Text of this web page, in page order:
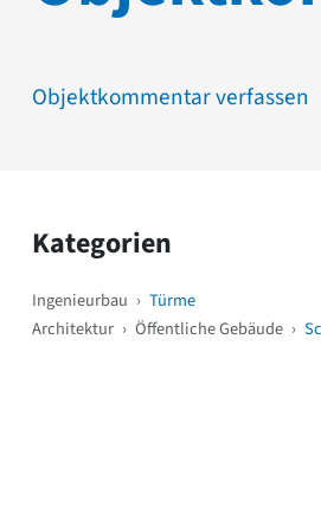
Objektkommentar verfassen
Kategorien
Ingenieurbau › Türme
Architektur › Öffentliche Gebäude ›